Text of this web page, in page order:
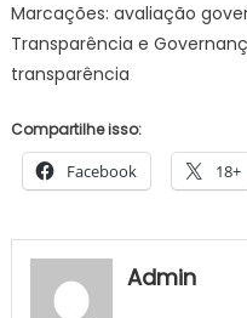
Marcações: avaliação
Transparência e
transparência
Compartilhe isso:
Facebook 18+
Admin